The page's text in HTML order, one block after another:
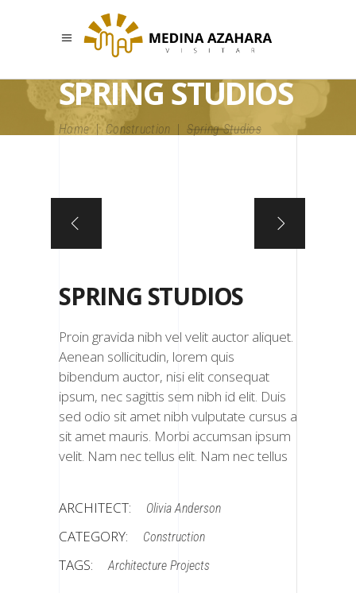
SPRING STUDIOS
Home | Construction |Spring Studios
SPRING STUDIOS
Proin gravida nibh vel velit auctor aliquet.
Aenean sollicitudin, lorem quis
bibendum auctor, nisi elit consequat
ipsum, nec sagittis sem nibh id elit. Duis
sed odio sit amet nibh vulputate cursus a
sit amet mauris. Morbi accumsan ipsum
velit. Nam nec tellus elit. Nam nec tellus
ARCHITECT: Olivia Anderson
CATEGORY: Construction
TAGS: Architecture Projects